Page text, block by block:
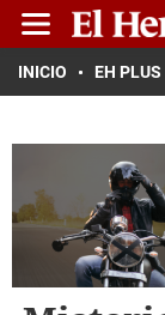
INICIO EH PLUS